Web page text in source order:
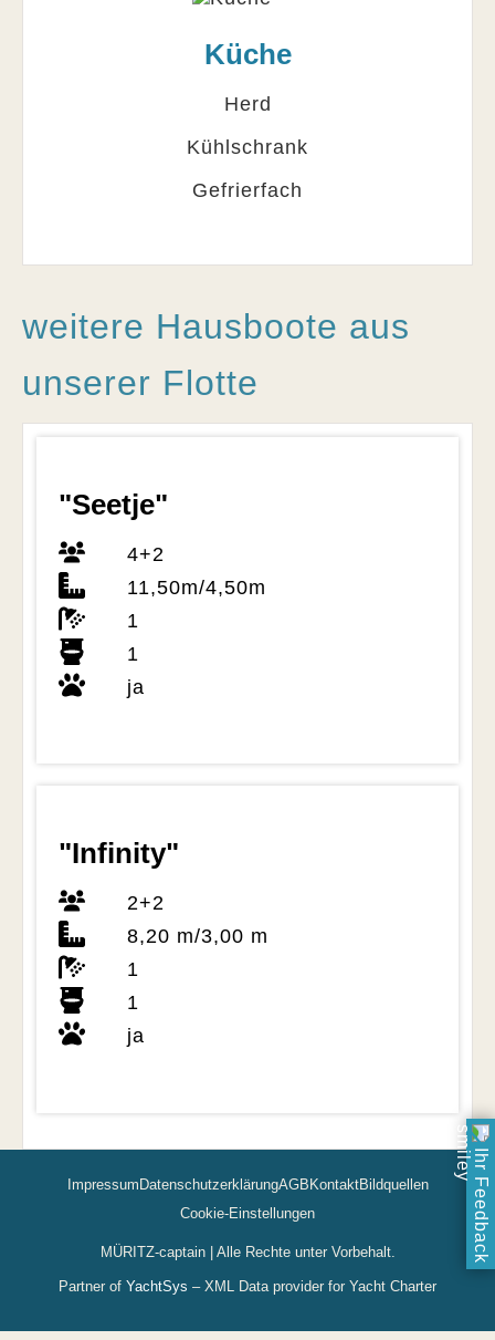
Ihr Feedback
Küche
Herd
Kühlschrank
Gefrierfach
weitere Hausboote aus
unserer Flotte
"Seetje"
4+2
11,50m/4,50m
1
1
ja
"Infinity"
2+2
8,20 m/3,00 m
1
1
ja
Impressum DatenschutzerklärungAGB KontaktBildquellen
Cookie-Einstellungen
MÜRITZ-captain | Alle Rechte unter Vorbehalt.
Partner of YachtSys – XML Data provider for Yacht Charter